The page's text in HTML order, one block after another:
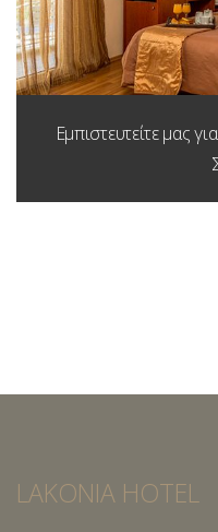
Εμπιστευτείτε μας
LAKONIA HOTEL